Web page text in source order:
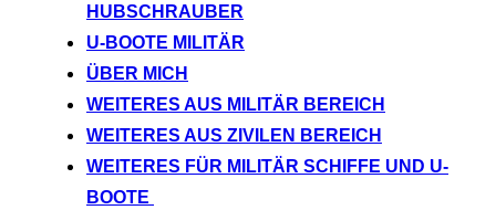
HUBSCHRAUBER
U-BOOTE MILITÄR
ÜBER MICH
WEITERES AUS MILITÄR BEREICH
WEITERES AUS ZIVILEN BEREICH
WEITERES FÜR MILITÄR SCHIFFE UND U-
BOOTE